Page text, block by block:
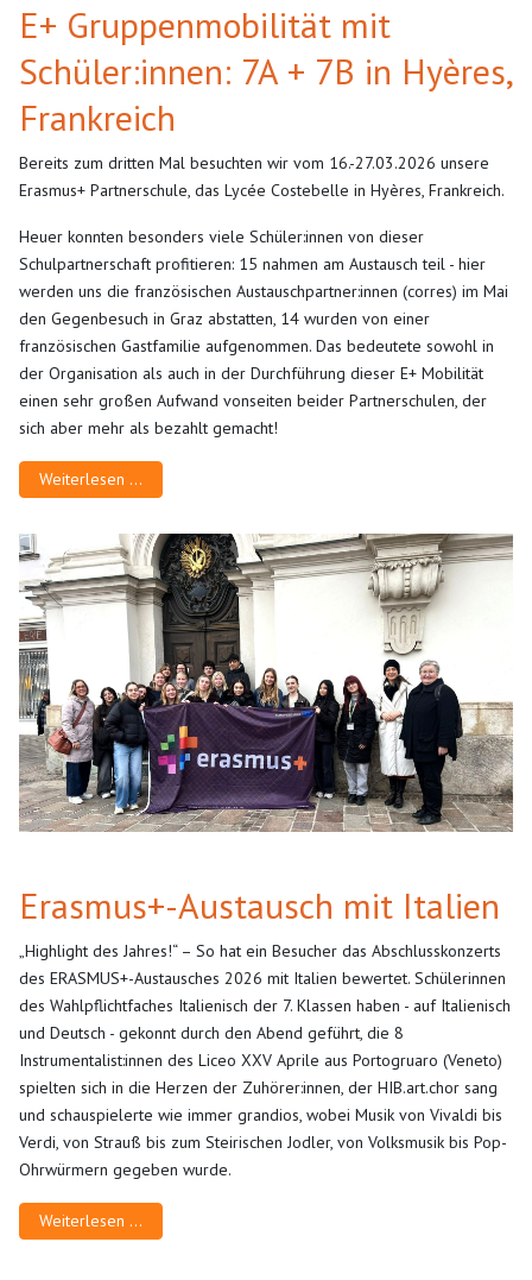
E+ Gruppenmobilität mit
Schüler:innen: 7A + 7B in Hyères,
Frankreich
Bereits zum dritten Mal besuchten wir vom 16.-27.03.2026 unsere
Erasmus+ Partnerschule, das Lycée Costebelle in Hyères, Frankreich.
Heuer konnten besonders viele Schüler:innen von dieser
Schulpartnerschaft profitieren: 15 nahmen am Austausch teil - hier
werden uns die französischen Austauschpartner:innen (corres) im Mai
den Gegenbesuch in Graz abstatten, 14 wurden von einer
französischen Gastfamilie aufgenommen. Das bedeutete sowohl in
der Organisation als auch in der Durchführung dieser E+ Mobilität
einen sehr großen Aufwand vonseiten beider Partnerschulen, der
sich aber mehr als bezahlt gemacht!
Weiterlesen …
Erasmus+-Austausch mit Italien
„Highlight des Jahres!“ – So hat ein Besucher das Abschlusskonzerts
des ERASMUS+-Austausches 2026 mit Italien bewertet. Schülerinnen
des Wahlpflichtfaches Italienisch der 7. Klassen haben - auf Italienisch
und Deutsch - gekonnt durch den Abend geführt, die 8
Instrumentalist:innen des Liceo XXV Aprile aus Portogruaro (Veneto)
spielten sich in die Herzen der Zuhörer:innen, der HIB.art.chor sang
und schauspielerte wie immer grandios, wobei Musik von Vivaldi bis
Verdi, von Strauß bis zum Steirischen Jodler, von Volksmusik bis Pop-
Ohrwürmern gegeben wurde.
Weiterlesen …